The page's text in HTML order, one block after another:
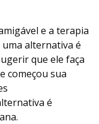
e a terapia
alternativa é
que ele faça
começou sua
é